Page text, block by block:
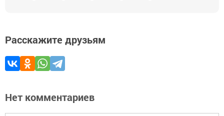
Расскажите друзьям
Нет комментариев